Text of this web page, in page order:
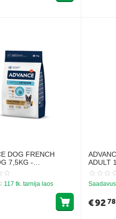
DOG FRENCH
7,5KG -
BULLDOGI
117 tk. tarnija laos
ADULT
RIIS)
€92 78